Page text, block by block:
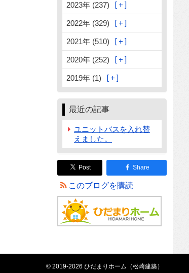
2023年 (237)
2022年 (329)
2021年 (510)
2020年 (252)
2019年 (1)
最近の記事
ユニットバスを入れ替
えました。
Post Share
このブログを購読
© 2019-2026 ひだまりホーム（松崎建築）